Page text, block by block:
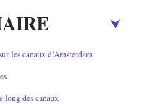
les canaux d’Amsterdam
long des canaux